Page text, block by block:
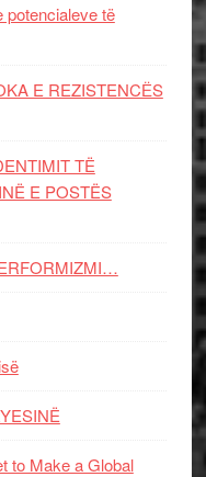
potencialeve të
E REZISTENCЁS
TË
E POSTËS
to Make a Global